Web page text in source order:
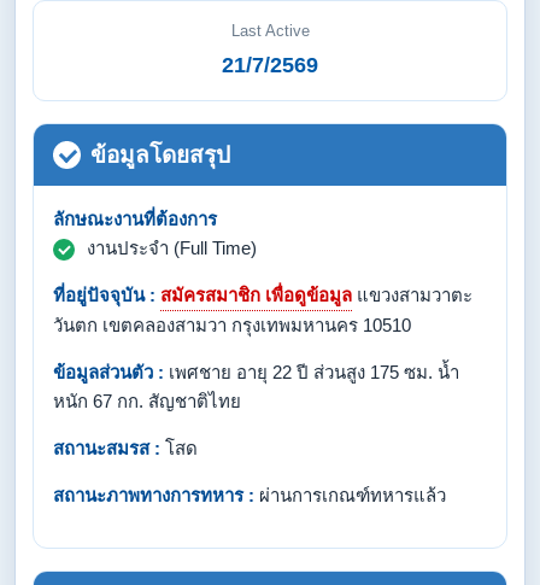
Last Active
21/7/2569
ข้อมูลโดยสรุป
ลักษณะงานที่ต้องการ
งานประจำ (Full Time)
ที่อยู่ปัจจุบัน : สมัครสมาชิก เพื่อดูข้อมูล แขวงสามวาตะ
วันตก เขตคลองสามวา กรุงเทพมหานคร 10510
ข้อมูลส่วนตัว : เพศชาย อายุ 22 ปี ส่วนสูง 175 ซม. น้ำ
หนัก 67 กก. สัญชาติไทย
สถานะสมรส : โสด
สถานะภาพทางการทหาร : ผ่านการเกณฑ์ทหารแล้ว